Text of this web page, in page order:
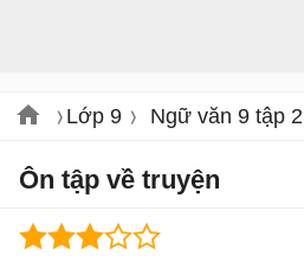
Lớp 9 Ngữ văn 9 tập 2
Ôn tập về truyện